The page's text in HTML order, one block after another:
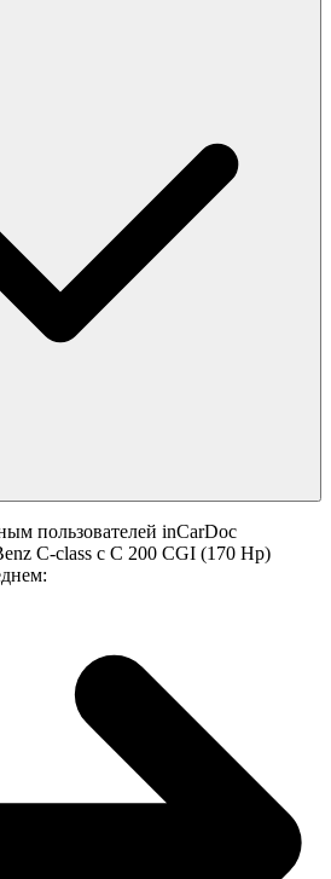
пользователей inCarDoc
C-class с C 200 CGI (170 Hp)